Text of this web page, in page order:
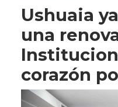
Ushuaia
una
corazón